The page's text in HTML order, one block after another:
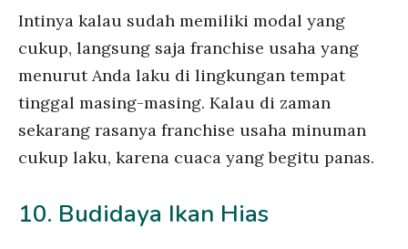
Intinya kalau sudah memiliki modal yang
cukup, langsung saja franchise usaha yang
menurut Anda laku di lingkungan tempat
tinggal masing-masing. Kalau di zaman
sekarang rasanya franchise usaha minuman
cukup laku, karena cuaca yang begitu panas.
10. Budidaya Ikan Hias